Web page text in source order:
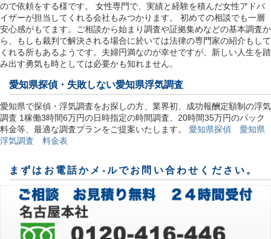
ので依頼をする様です。 女性専門で、実績と経験を積んだ女性アドバ
イザーが担当してくれる会社もみつかります。 初めての相談でも一層
安心感がもてます。ご相談から始まり調査や証拠集めなどの基本調査か
ら、もしも裁判で解決される場合に於いては法律の専門家の紹介もして
くれる所もあるようです。夫婦円満なのが幸せですが、新しい人生を踏
み出す勇気も時としては必要かも知れません。
愛知県探偵・失敗しない愛知県浮気調査
愛知県で探偵・浮気調査をお探しの方、業界初、成功報酬定額制の浮気
調査 1稼働3時間6万円の日時指定の時間調査、20時間35万円のパック
料金等、最適な調査プランをご提案いたします。 愛知県探偵 愛知県
浮気調査 料金表
まずはお電話かメ-ルでお問い合わせください。